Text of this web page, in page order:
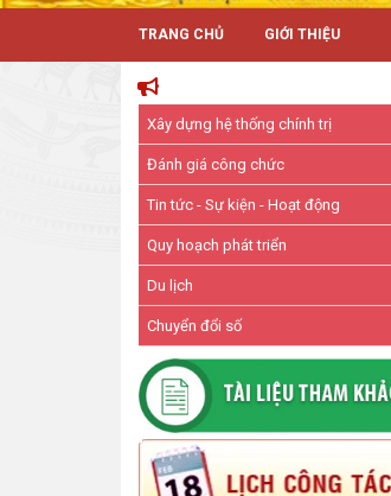
TRANG CHỦ GIỚI THIỆU
Xây dựng hệ thống chính trị
Đánh giá công chức
Tin tức - Sự kiện - Hoạt động
Quy hoạch phát triển
Du lịch
Chuyển đổi số